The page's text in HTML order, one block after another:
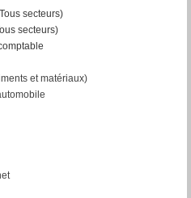
secteurs)
secteurs)
et matériaux)